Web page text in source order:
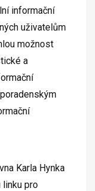
informační
uživatelům
možnost
a
Karla Hynka
linku pro